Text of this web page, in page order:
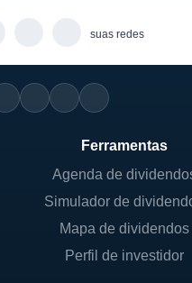
se de um terreno
em outras regiões,
estratégia de
acessar novos
de petróleo e a
suas redes
Ferramentas
Agenda de
Simulador de
Mapa de dividendos
Perfil de investidor